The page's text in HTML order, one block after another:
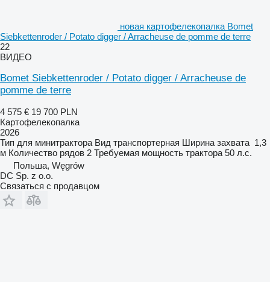
новая картофелекопалка Bomet
Siebkettenroder / Potato digger / Arracheuse de pomme de terre
22
ВИДЕО
Bomet Siebkettenroder / Potato digger / Arracheuse de
pomme de terre
4 575 € 19 700 PLN
Картофелекопалка
2026
Тип для минитрактора Вид транспортерная Ширина захвата 1,3
м Количество рядов 2 Требуемая мощность трактора 50 л.с.
Польша, Węgrów
DC Sp. z o.o.
Связаться с продавцом